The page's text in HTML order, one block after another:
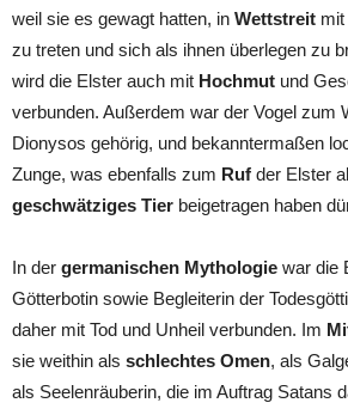
weil sie es gewagt hatten, in Wettstreit
zu treten und sich als ihnen überlegen zu
wird die Elster auch mit Hochmut und
verbunden. Außerdem war der Vogel zum
Dionysos gehörig, und bekanntermaßen
Zunge, was ebenfalls zum Ruf der Elster
geschwätziges Tier beigetragen haben
In der germanischen Mythologie war die
Götterbotin sowie Begleiterin der
daher mit Tod und Unheil verbunden. Im
sie weithin als schlechtes Omen, als
als Seelenräuberin, die im Auftrag Satans